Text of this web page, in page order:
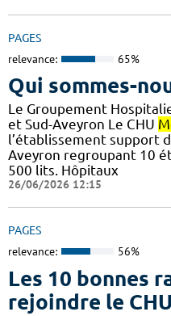
PAGES
relevance: 65%
Qui sommes-
Le Groupement
et Sud-Aveyron Le CHU
l’établissement support
Aveyron regroupant 10
500 lits. Hôpitaux
26/06/2026 12:15
PAGES
relevance: 56%
Les 10 bonnes
rejoindre le